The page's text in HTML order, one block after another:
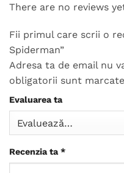
There are no reviews
Fii primul care scrii o
Spiderman”
Adresa ta de email nu
obligatorii sunt
Evaluarea ta
Recenzia ta*